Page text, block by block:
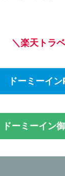
＼楽天トラ
ドーミーイ
ドーミーイン